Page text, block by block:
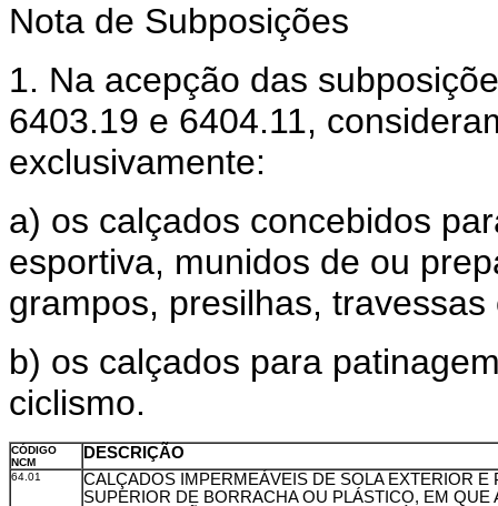
Nota de Subposições
1. Na acepção das
6403.19 e 6404.11,
exclusivamente:
a) os calçados concebidos
esportiva, munidos de ou
grampos, presilhas,
b) os calçados para
ciclismo.
CÓDIGO
NCM
DESCRIÇÃO
64.01
CALÇADOS IMPERMEÁVEIS DE SOLA EXTERIOR E
SUPERIOR DE BORRACHA OU PLÁSTICO, EM QUE